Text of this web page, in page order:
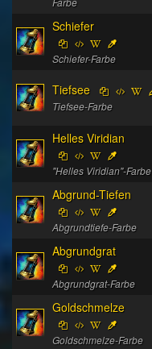
Schiefer
Schiefer-Farbe
Tiefsee
Tiefsee-Farbe
Helles Viridian
"Helles Viridian"-Farbe
Abgrund-Tiefen
Abgrundtiefe-Farbe
Abgrundgrat
Abgrundgrat-Farbe
Goldschmelze
Goldschmelze-Farbe